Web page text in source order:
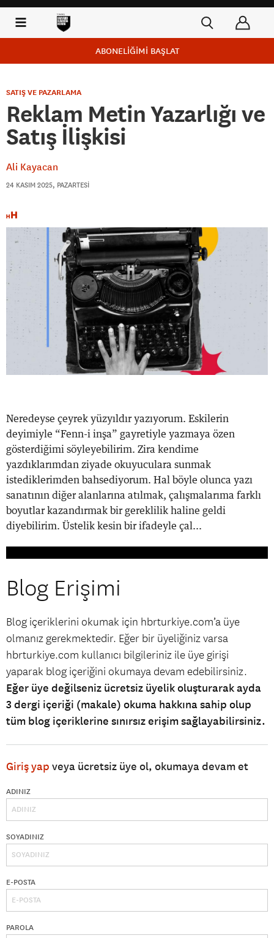
ABONELİĞİMİ BAŞLAT
SATIŞ VE PAZARLAMA
Reklam Metin Yazarlığı ve
Satış İlişkisi
Ali Kayacan
24 KASIM 2025, PAZARTESI
Neredeyse çeyrek yüzyıldır yazıyorum. Eskilerin
deyimiyle “Fenn-i inşa” gayretiyle yazmaya özen
gösterdiğimi söyleyebilirim. Zira kendime
yazdıklarımdan ziyade okuyuculara sunmak
istediklerimden bahsediyorum. Hal böyle olunca yazı
sanatının diğer alanlarına atılmak, çalışmalarıma farklı
boyutlar kazandırmak bir gereklilik haline geldi
diyebilirim. Üstelik kesin bir ifadeyle çal...
Blog Erişimi
Blog içeriklerini okumak için hbrturkiye.com’a üye
olmanız gerekmektedir. Eğer bir üyeliğiniz varsa
hbrturkiye.com kullanıcı bilgileriniz ile üye girişi
yaparak blog içeriğini okumaya devam edebilirsiniz.
Eğer üye değilseniz ücretsiz üyelik oluşturarak ayda
3 dergi içeriği (makale) okuma hakkına sahip olup
tüm blog içeriklerine sınırsız erişim sağlayabilirsiniz.
Giriş yap veya ücretsiz üye ol, okumaya devam et
ADINIZ
SOYADINIZ
E-POSTA
PAROLA